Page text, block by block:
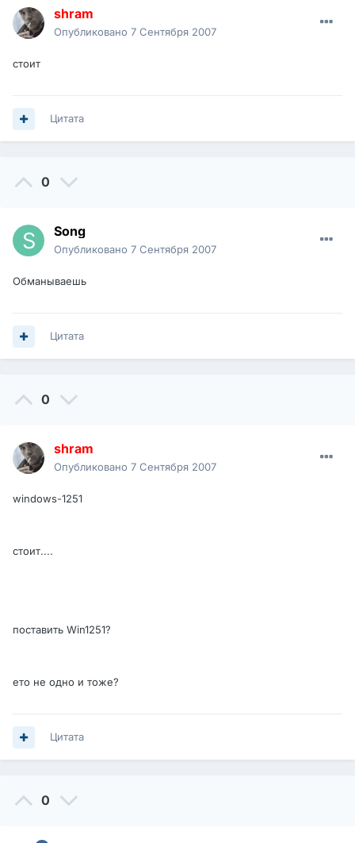
shram
Опубликовано 7 Сентября 2007
стоит
Цитата
0
Song
Опубликовано 7 Сентября 2007
Обманываешь
Цитата
0
shram
Опубликовано 7 Сентября 2007
windows-1251
стоит....
поставить Win1251?
ето не одно и тоже?
Цитата
0